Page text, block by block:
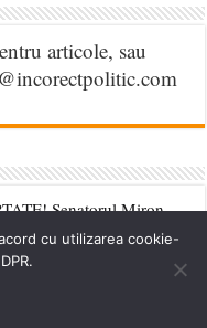
articole, sau
Senatorul Miron
legilor delictului de
cu utilizarea cookie-